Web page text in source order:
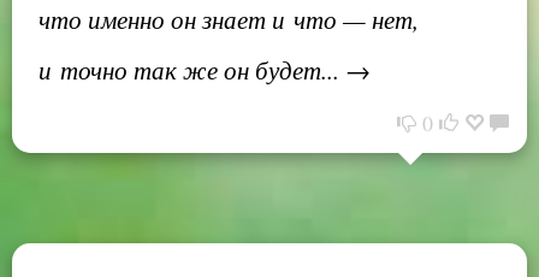
что именно он знает и что — нет,
и точно так же он будет... →
0